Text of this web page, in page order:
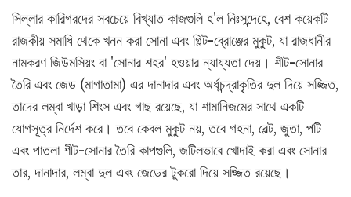
সিল্লার কারিগরদের সবচেয়ে বিখ্যাত কাজগুলি হ'ল নিঃসন্দেহে, বেশ কয়েকটি
রাজকীয় সমাধি থেকে খনন করা সোনা এবং গিল্ট-ব্রোঞ্জের মুকুট, যা রাজধানীর
নামকরণ জিউমসিয়ং বা 'সোনার শহর' হওয়ার ন্যায্যতা দেয়। শীট-সোনার
তৈরি এবং জেড (মাগাতামা) এর দানাদার এবং অর্ধচন্দ্রাকৃতির দুল দিয়ে সজ্জিত,
তাদের লম্বা খাড়া শিংস এবং গাছ রয়েছে, যা শামানিজমের সাথে একটি
যোগসূত্র নির্দেশ করে। তবে কেবল মুকুট নয়, তবে গহনা, বেল্ট, জুতা, পটি
এবং পাতলা শীট-সোনার তৈরি কাপগুলি, জটিলভাবে খোদাই করা এবং সোনার
তার, দানাদার, লম্বা দুল এবং জেডের টুকরো দিয়ে সজ্জিত রয়েছে।